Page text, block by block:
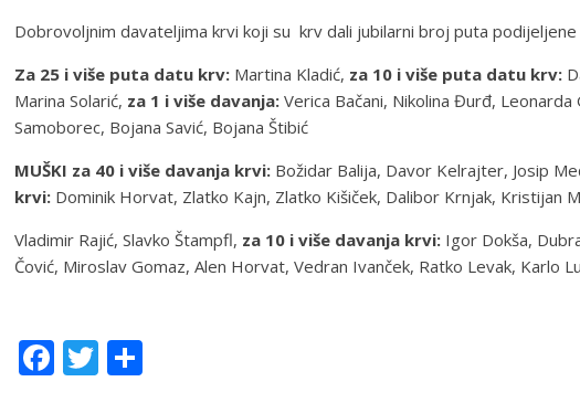
Dobrovoljnim davateljima krvi koji su krv dali jubilarni broj puta podijeljene
Za 25 i više puta datu krv: Martina Kladić, za 10 i više puta datu krv:
Marina Solarić, za 1 i više davanja: Verica Bačani, Nikolina Đurđ,
Samoborec, Bojana Savić, Bojana Štibić
MUŠKI za 40 i više davanja krvi: Božidar Balija, Davor Kelrajter, Josip
krvi: Dominik Horvat, Zlatko Kajn, Zlatko Kišiček, Dalibor Krnjak, Kristijan
Vladimir Rajić, Slavko Štampfl, za 10 i više davanja krvi: Igor Dokša,
Čović, Miroslav Gomaz, Alen Horvat, Vedran Ivanček, Ratko Levak, Karlo
Facebook
Twitter